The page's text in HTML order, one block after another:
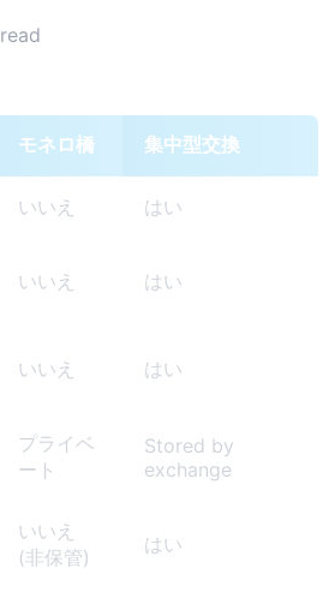
モネロ橋 集中型交換
いいえ はい
いいえ はい
いいえ はい
プライベ
ート
Stored by
exchange
いいえ
(非保管)
はい